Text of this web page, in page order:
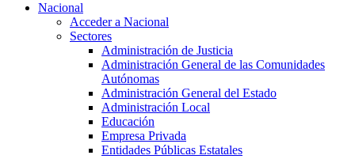
Nacional
Acceder a Nacional
Sectores
Administración de Justicia
Administración General de las Comunidades
Autónomas
Administración General del Estado
Administración Local
Educación
Empresa Privada
Entidades Públicas Estatales